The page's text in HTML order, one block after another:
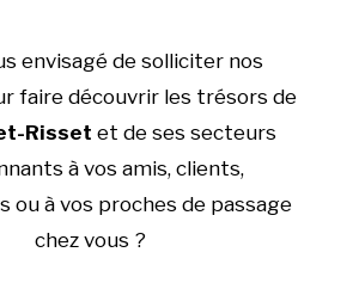
envisagé de solliciter nos
faire découvrir les trésors de
Risset et de ses secteurs
à vos amis, clients,
ou à vos proches de passage
chez vous ?